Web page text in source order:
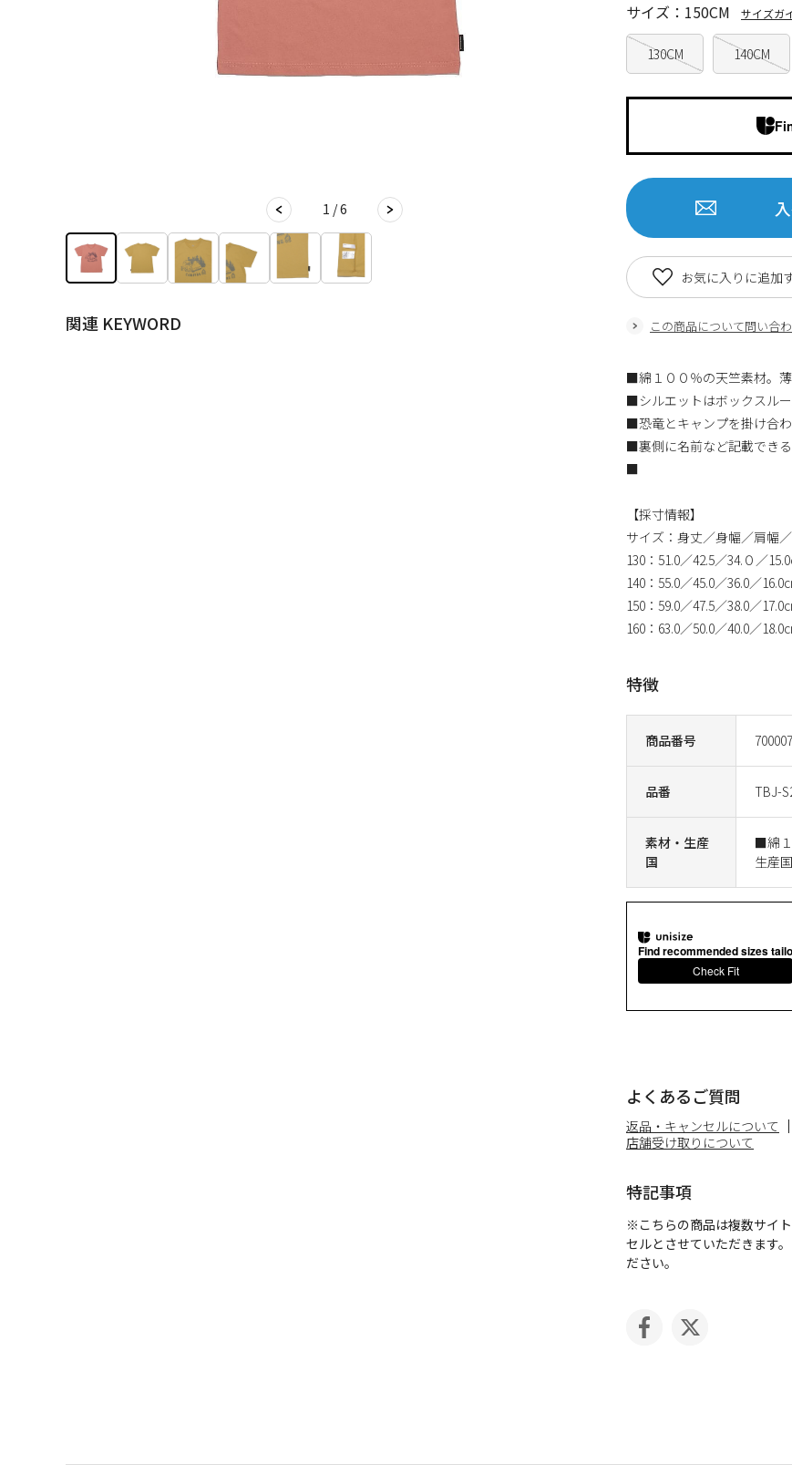
1 / 6
関連 KEYWORD
商品番号
品番 TBJ-
素材・生産
国
■綿
生産
130CM 140CM
サイズ：150CM サイズガ
この商品について問い合
お気に入りに追加
■綿１００％の天竺素材。
■シルエットはボックスルー
■恐竜とキャンプを掛け合わ
■裏側に名前など記載できる
■
【採寸情報】
サイズ：身丈／身幅／肩幅
130：51.0／42.5／34.０／
140：55.0／45.0／36.0／
150：59.0／47.5／38.0／
160：63.0／50.0／40.0／
特徴
よくあるご質問
返品・キャンセルについて
店舗受け取りについて
特記事項
※こちらの商品は複数サイ
セルとさせていただきます
ださい。
Find recommended sizes
Check Fit